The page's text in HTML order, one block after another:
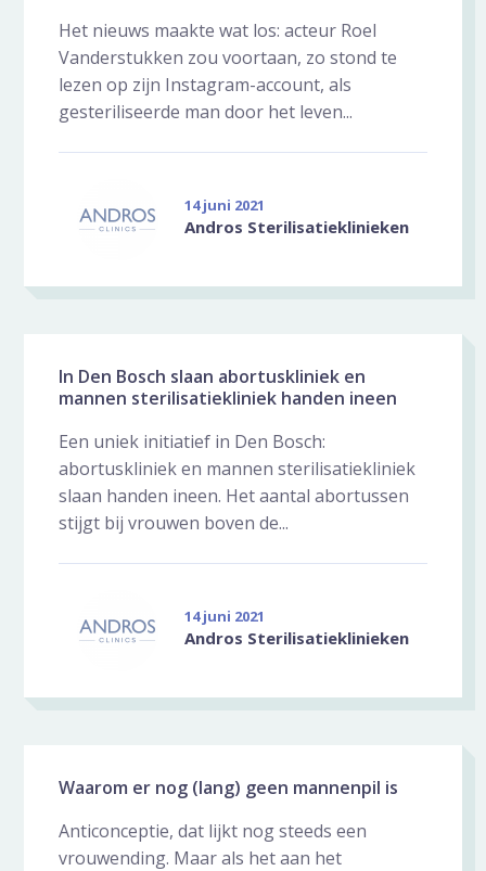
Het nieuws maakte wat los: acteur Roel
Vanderstukken zou voortaan, zo stond te
lezen op zijn Instagram-account, als
gesteriliseerde man door het leven...
14 juni 2021
Andros Sterilisatieklinieken
In Den Bosch slaan abortuskliniek en
mannen sterilisatiekliniek handen ineen
Een uniek initiatief in Den Bosch:
abortuskliniek en mannen sterilisatiekliniek
slaan handen ineen. Het aantal abortussen
stijgt bij vrouwen boven de...
14 juni 2021
Andros Sterilisatieklinieken
Waarom er nog (lang) geen mannenpil is
Anticonceptie, dat lijkt nog steeds een
vrouwending. Maar als het aan het